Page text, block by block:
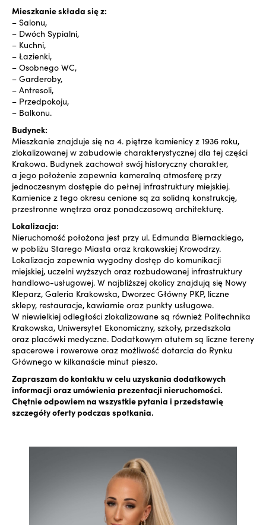
Mieszkanie składa się z:
– Salonu,
– Dwóch Sypialni,
– Kuchni,
– Łazienki,
– Osobnego WC,
– Garderoby,
– Antresoli,
– Przedpokoju,
– Balkonu.
Budynek:
Mieszkanie znajduje się na 4. piętrze kamienicy z 1936 roku,
zlokalizowanej w zabudowie charakterystycznej dla tej części
Krakowa. Budynek zachował swój historyczny charakter,
a jego położenie zapewnia kameralną atmosferę przy
jednoczesnym dostępie do pełnej infrastruktury miejskiej.
Kamienice z tego okresu cenione są za solidną konstrukcję,
przestronne wnętrza oraz ponadczasową architekturę.
Lokalizacja:
Nieruchomość położona jest przy ul. Edmunda Biernackiego,
w pobliżu Starego Miasta oraz krakowskiej Krowodrzy.
Lokalizacja zapewnia wygodny dostęp do komunikacji
miejskiej, uczelni wyższych oraz rozbudowanej infrastruktury
handlowo-usługowej. W najbliższej okolicy znajdują się Nowy
Kleparz, Galeria Krakowska, Dworzec Główny PKP, liczne
sklepy, restauracje, kawiarnie oraz punkty usługowe.
W niewielkiej odległości zlokalizowane są również Politechnika
Krakowska, Uniwersytet Ekonomiczny, szkoły, przedszkola
oraz placówki medyczne. Dodatkowym atutem są liczne tereny
spacerowe i rowerowe oraz możliwość dotarcia do Rynku
Głównego w kilkanaście minut pieszo.
Zapraszam do kontaktu w celu uzyskania dodatkowych
informacji oraz umówienia prezentacji nieruchomości.
Chętnie odpowiem na wszystkie pytania i przedstawię
szczegóły oferty podczas spotkania.